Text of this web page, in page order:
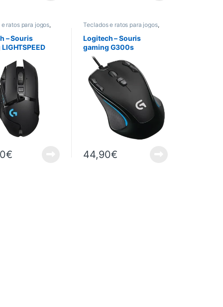
ratos para jogos,
Rato
– Souris
€
Teclados e ratos para jogos,
Periféricos, Rato
Logitech – Souris
gaming G300s
44,90€